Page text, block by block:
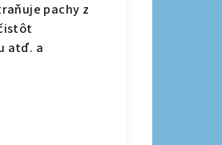
pachy z
atď. a